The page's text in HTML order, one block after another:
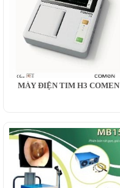
MÁY ĐIỆN TIM H3 COMEN